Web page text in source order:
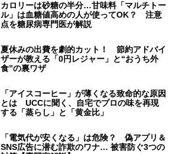
カロリーは砂糖の半分…甘味料「マルチトー
ル」は血糖値高めの人が使ってOK？ 注意
点を糖尿病専門医が解説
夏休みの出費を劇的カット！ 節約アドバイ
ザーが教える「0円レジャー」と“おうち外
食”の裏ワザ
「アイスコーヒー」が薄くなる致命的な原因
とは UCCに聞く、自宅でプロの味を再現
する「蒸らし」と「黄金比」
「電気代が安くなる」は危険？ 偽アプリ＆
SNS広告に潜む詐欺のワナ… 被害防ぐ3つの